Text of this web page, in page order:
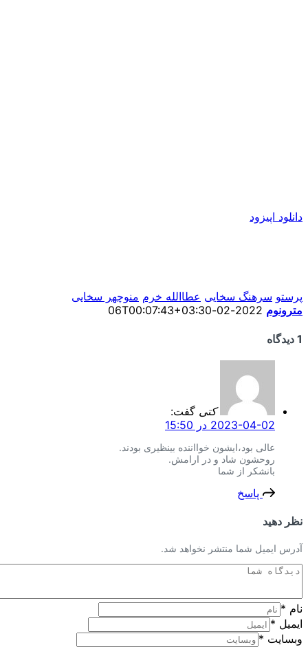
دانلود اپیزود
پرستو سرهنگ سخایی عطاالله خرم منوچهر سخایی
مترونوم 2022-02-06T00:07:43+03:30
1 دیدگاه
کتی گفت:
2023-04-02 در 15:50
عالی بود،ایشون خوااننده بینظیری بودند.
روحشون شاد و در ارامش.
بانشکر از شما
پاسخ
نظر دهید
آدرس ایمیل شما منتشر نخواهد شد.
نام *
ایمیل *
وبسایت *